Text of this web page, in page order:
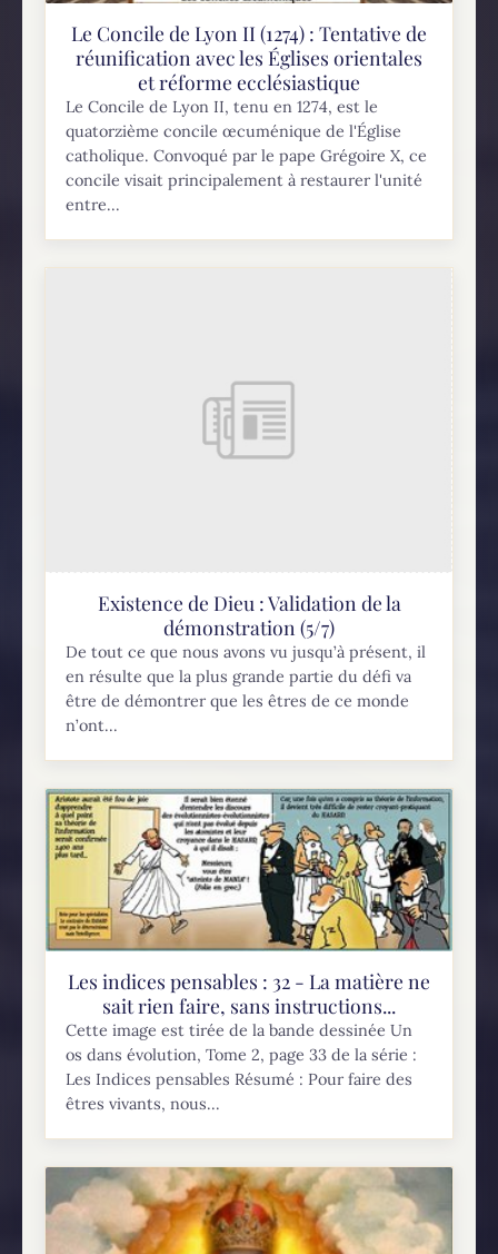
Le Concile de Lyon II (1274) : Tentative de
réunification avec les Églises orientales
et réforme ecclésiastique
Le Concile de Lyon II, tenu en 1274, est le
quatorzième concile œcuménique de l'Église
catholique. Convoqué par le pape Grégoire X, ce
concile visait principalement à restaurer l'unité
entre...
Existence de Dieu : Validation de la
démonstration (5/7)
De tout ce que nous avons vu jusqu’à présent, il
en résulte que la plus grande partie du défi va
être de démontrer que les êtres de ce monde
n’ont...
Les indices pensables : 32 - La matière ne
sait rien faire, sans instructions...
Cette image est tirée de la bande dessinée Un
os dans évolution, Tome 2, page 33 de la série :
Les Indices pensables Résumé : Pour faire des
êtres vivants, nous...